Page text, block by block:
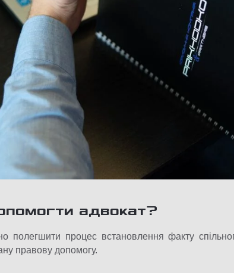
адвокат?
полегшити процес встановлення факту
правову допомогу.